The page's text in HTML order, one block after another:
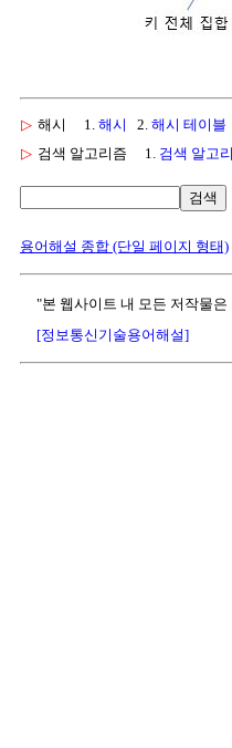
▷ 해시 1. 해시 2. 해시 테이블
▷ 검색 알고리즘 1. 검색 알고
검색
용어해설 종합 (단일 페이지 형태)
"본 웹사이트 내 모든 저작물
[정보통신기술용어해설]